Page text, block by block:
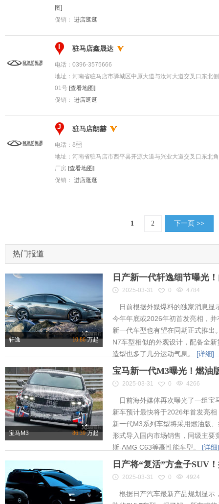
图]
促销： 进店逛逛
I 驻马店鑫晟达
电话： 0396-3575666
地址： 河南省驻马店市驿城区中原大道与汝河大道交叉口东北
01号 [查看地图]
促销： 进店逛逛
J 驻马店朗赫
电话： δ
地址： 河南省驻马店市西平县开源大道与兴业大道交叉口东北
厂房 [查看地图]
促销： 进店逛逛
1 2 下一页 >>
热门报道
轩逸 10.86万起
日产新一代轩逸细节曝光
2025-03-31 0 4784
日前根据外媒爆料的独家消息显
今年年底或2026年初首发亮相，
新一代车型也有望在同期正式推出
N7车型相似的外观设计，配备全
造型也多了几分运动气息。 [详细]
宝马M3 86.39万起
宝马新一代M3曝光！燃油
2025-03-31 0 4266
日前海外媒体再次曝光了一组宝
新车预计最快将于2026年首发亮
新一代M3系列车型将采用燃油版
形式导入国内市场销售，同级主要
斯-AMG C63等高性能车型。 [详细]
日产将“复活”方盒子SUV
2025-03-31 0 4924
根据日产汽车最新产品规划显示